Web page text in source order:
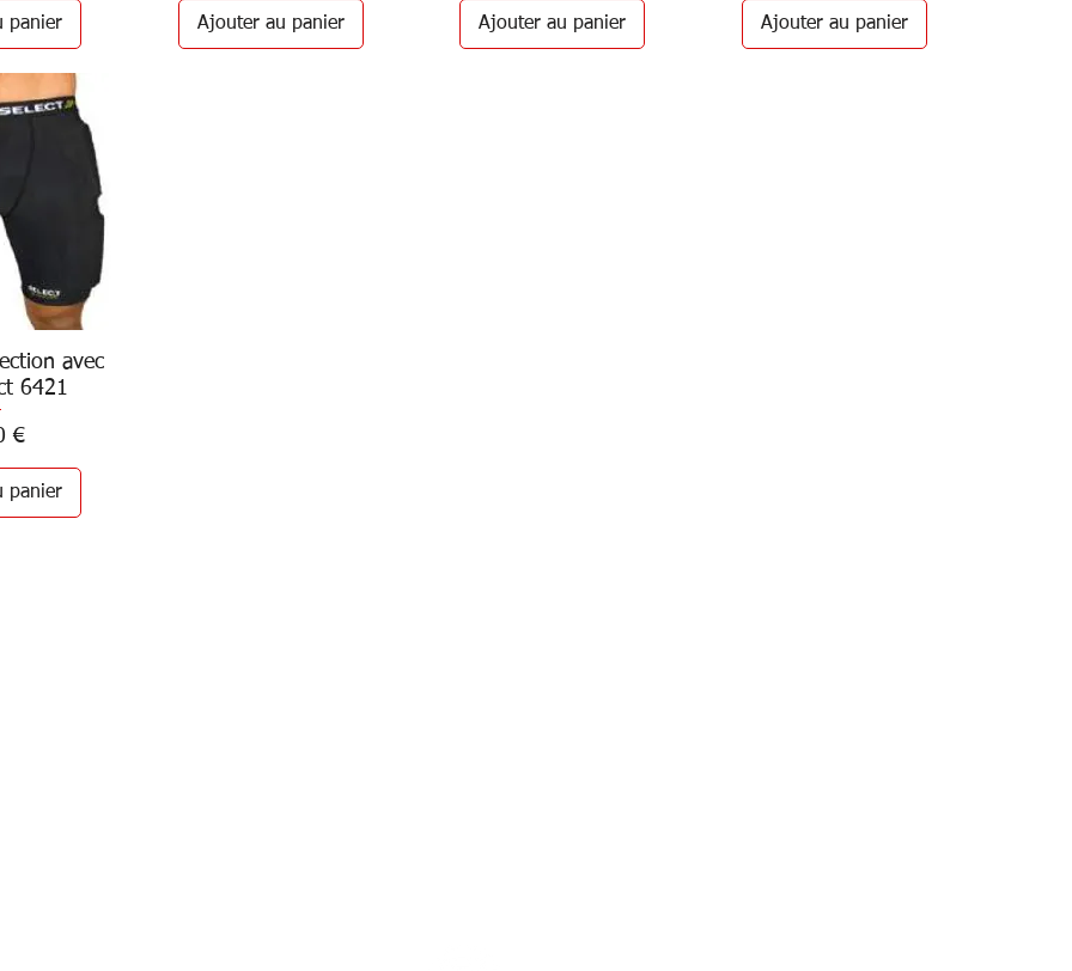
panier Ajouter au panier Ajouter au panier Ajouter au panier
avec
6421
€
panier